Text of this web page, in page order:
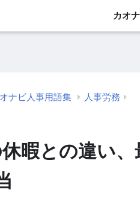
カオ
ナビ人事用語集 人事労務
暇との違い